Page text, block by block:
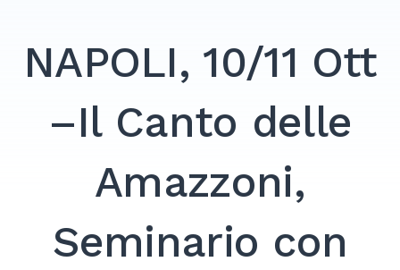
EXPAND
EXPAND
NAPOLI, 10/11 Ott
–Il Canto delle
Amazzoni,
Seminario con